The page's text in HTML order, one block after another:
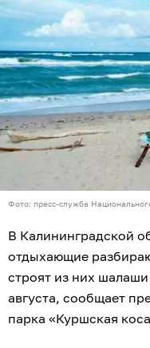
Фото: пресс-служба
В Калининградской
отдыхающие
строят из них
августа, сообщает
парка «Куршская